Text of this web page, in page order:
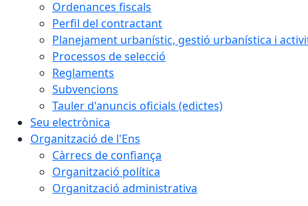
Ordenances fiscals
Perfil del contractant
Planejament urbanístic, gestió urbanística i
Processos de selecció
Reglaments
Subvencions
Tauler d'anuncis oficials (edictes)
Seu electrònica
Organització de l'Ens
Càrrecs de confiança
Organització política
Organització administrativa